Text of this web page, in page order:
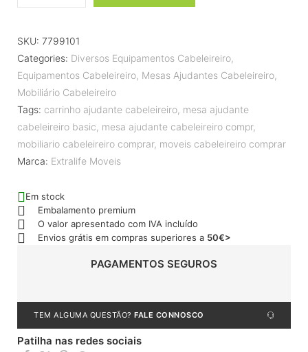
SKU: 7799101
Categories: Diversos Equipamentos Cabeleireiro,
Equipamentos Cabeleireiro, Mesas Ajudantes Cabeleireiro,
Mobiliário Cabeleireiro
Tags: carrinho ajudante cabeleireiro, mesa ajudante
cabeleireiro basic, mesa ajudante cabeleireiro compr,
mobiliario cabeleireiro comprar, moveis cabeleireiro comprar
Marca: Extralife Moveis
Em stock
Embalamento premium
O valor apresentado com IVA incluído
Envios grátis em compras superiores a 50€>
PAGAMENTOS SEGUROS
TEM ALGUMA QUESTÃO? FALE CONNOSCO
Patilha nas redes sociais